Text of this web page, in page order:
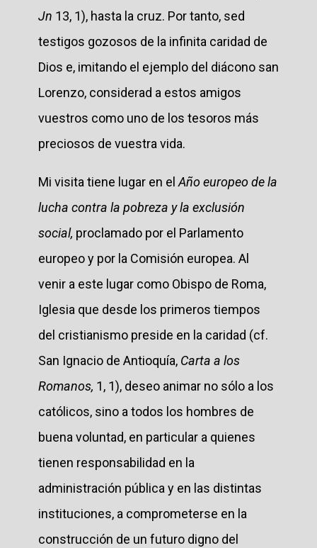
Jn 13, 1), hasta la cruz. Por tanto, sed
testigos gozosos de la infinita caridad de
Dios e, imitando el ejemplo del diácono san
Lorenzo, considerad a estos amigos
vuestros como uno de los tesoros más
preciosos de vuestra vida.
Mi visita tiene lugar en el Año europeo de la
lucha contra la pobreza y la exclusión
social, proclamado por el Parlamento
europeo y por la Comisión europea. Al
venir a este lugar como Obispo de Roma,
Iglesia que desde los primeros tiempos
del cristianismo preside en la caridad (cf.
San Ignacio de Antioquía, Carta a los
Romanos, 1, 1), deseo animar no sólo a los
católicos, sino a todos los hombres de
buena voluntad, en particular a quienes
tienen responsabilidad en la
administración pública y en las distintas
instituciones, a comprometerse en la
construcción de un futuro digno del